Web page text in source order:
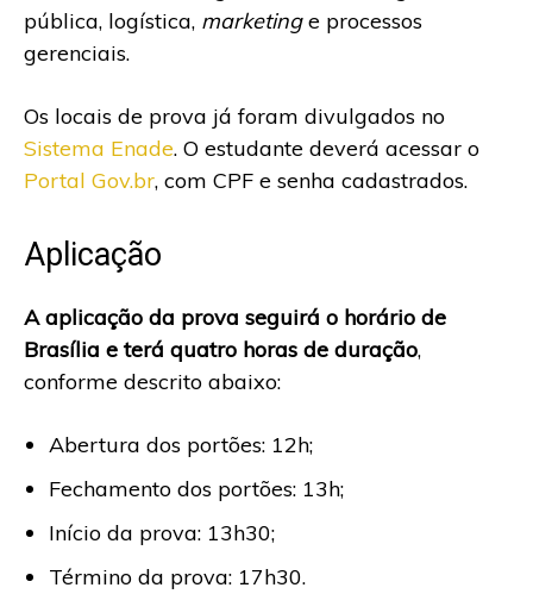
pública, logística, marketinge processos
gerenciais.
Os locais de prova já foram divulgados no
Sistema Enade. O estudante deverá acessar o
Portal Gov.br, com CPF e senha cadastrados.
Aplicação
A aplicação da prova seguirá o horário de
Brasília e terá quatro horas de duração,
conforme descrito abaixo:
Abertura dos portões: 12h;
Fechamento dos portões: 13h;
Início da prova: 13h30;
Término da prova: 17h30.